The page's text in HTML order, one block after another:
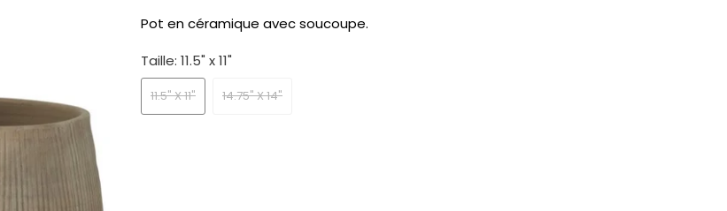
Pot en céramique avec soucoupe.
Taille: 11.5" x 11"
11.5" X 11" 14.75" X 14"